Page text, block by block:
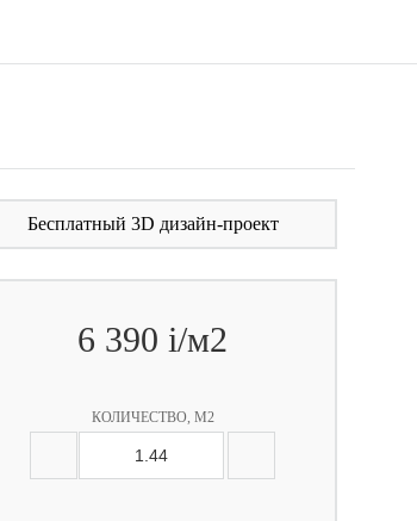
Бесплатный 3D дизайн-проект
6 390 i/м2
КОЛИЧЕСТВО, М2